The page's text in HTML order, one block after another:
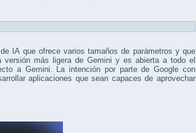
IA que ofrece varios tamaños de parámetros y que
versión más ligera de Gemini y es abierta a todo el
a Gemini. La intención por parte de Google con
aplicaciones que sean capaces de aprovechar